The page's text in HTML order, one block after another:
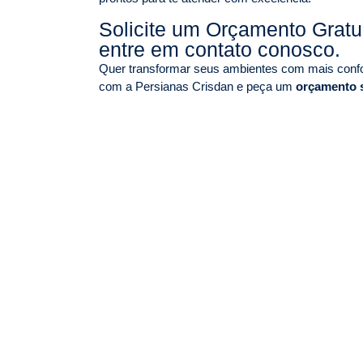
Solicite um Orçamento
entre em contato conosco.
Quer transformar seus ambientes com mais
com a Persianas Crisdan e peça um orçamento